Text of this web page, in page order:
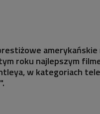
amerykańskie
roku najlepszym
w kategoriach